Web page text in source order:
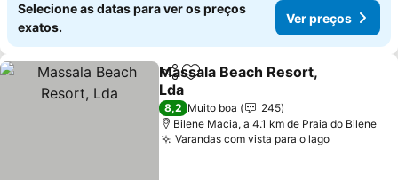
Selecione as datas para ver os preços
exatos.
Ver preços
PartilharAdicionar aos favoritos
Massala Beach Resort,
Lda
Ver preços
8,2 Muito boa
245
Bilene Macia, a 4.1 km de Praia do Bilene
Varandas com vista para o lagoVer